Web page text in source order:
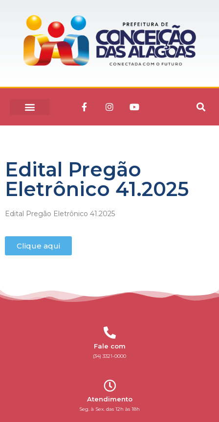
Edital Pregão
Eletrônico 41.2025
Edital Pregão Eletrônico 41.2025
Clique aqui
Fale com
(34) 3321-0000
Atendimento
Seg. à Sex. das 12h às 18h